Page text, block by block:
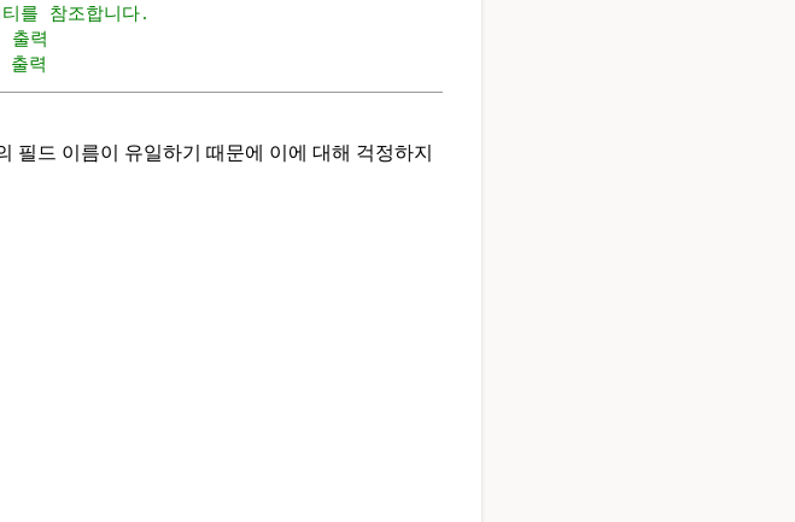
참조합니다.
력
력
필드 이름이 유일하기 때문에 이에 대해 걱정하지